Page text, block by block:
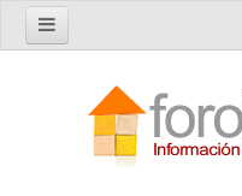
Nuevo tema